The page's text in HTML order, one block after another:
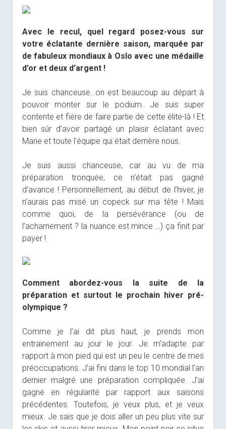
Avec le recul, quel regard posez-vous sur
votre éclatante dernière saison, marquée par
de fabuleux mondiaux à Oslo avec une médaille
d’or et deux d’argent !
Je suis chanceuse…on est beaucoup au départ à
pouvoir monter sur le podium. Je suis super
contente et fière de faire partie de cette élite-là ! Et
bien sûr d’avoir partagé un plaisir éclatant avec
Marie et toute l’équipe qui était derrière nous.
Je suis aussi chanceuse, car au vu de ma
préparation tronquée, ce n‘était pas gagné
d’avance ! Personnellement, au début de l’hiver, je
n’aurais pas misé un copeck sur ma tête ! Mais
comme quoi, de la persévérance (ou de
l’acharnement ? la nuance est mince …) ça finit par
payer !
Comment abordez-vous la suite de la
préparation et surtout le prochain hiver pré-
olympique ?
Comme je l’ai dit plus haut, je prends mon
entrainement au jour le jour. Je m’adapte par
rapport à mon pied qui est un peu le centre de mes
préoccupations. J’ai fini dans le top 10 mondial l’an
dernier malgré une préparation compliquée. J’ai
gagné en régularité par rapport aux saisons
précédentes. Toutefois, je veux plus, et je veux
mieux. Je sais que je dois aller un peu plus vite sur